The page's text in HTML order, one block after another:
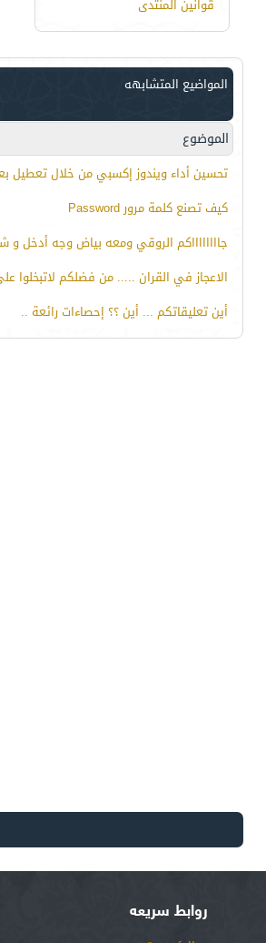
قوانين المنتدى
المواضيع المتشابهه
الموضوع
تحسين أداء ويندوز إكسبي من خلال تعطيل
كيف تصنع كلمة مرور Password
جااااااااكم الروقي ومعه بياض وجه أدخل و
الاعجاز في القران ..... من فضلكم لاتبخلوا
أين تعليقاتكم ... أين ؟؟ إحصاءات رائعة ..
روابط سريعه